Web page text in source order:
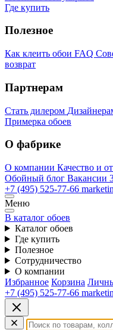
Где купить
Полезное
Как клеить обои FAQ
возврат
Партнерам
Стать дилером
Примерка обоев
О фабрике
О компании Качество и
Обойный блог Вакансии
+7 (495) 525-77-66
Меню
В каталог обоев
Каталог обоев
Где купить
Полезное
Сотрудничество
О компании
Избранное Корзина
+7 (495) 525-77-66